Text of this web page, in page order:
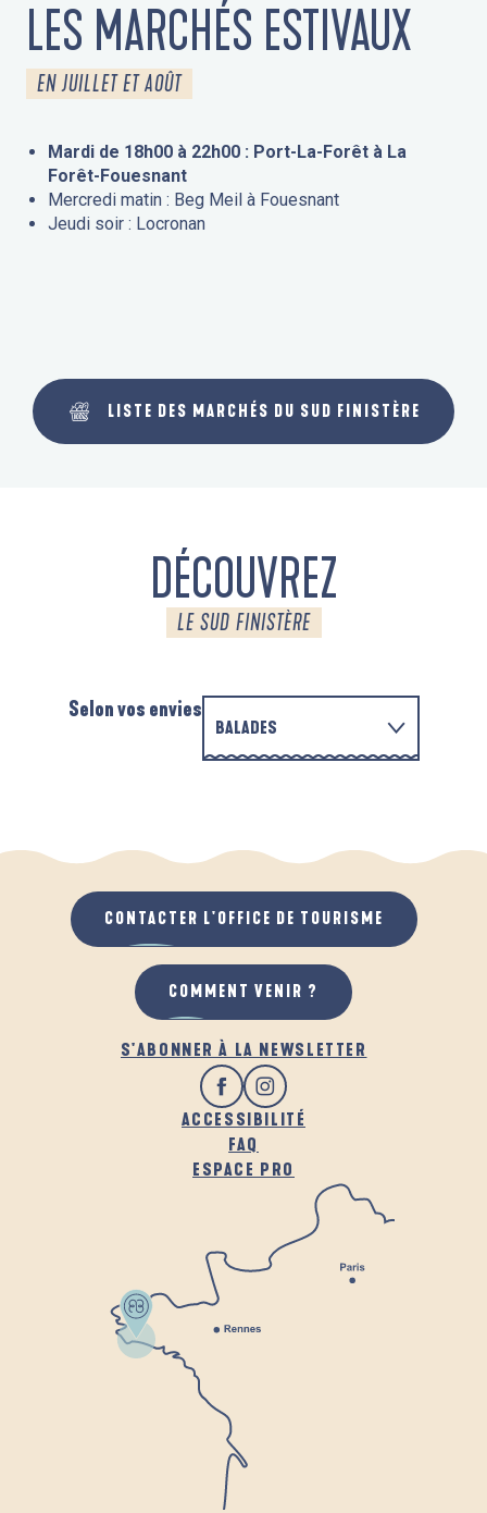
LES MARCHÉS ESTIVAUX
EN JUILLET ET AOÛT
Mardi de 18h00 à 22h00 : Port-La-Forêt à La
Forêt-Fouesnant
Mercredi matin : Beg Meil à Fouesnant
Jeudi soir : Locronan
LISTE DES MARCHÉS DU SUD FINISTÈRE
DÉCOUVREZ
LE SUD FINISTÈRE
Selon vos envies
BALADES
QUAND IL PLEUT
AU GRAND AIR
PARCOURS D'INTERPRÉTATION DE L'ANSE
S'ABONNER À LA NEWSLETTER
ACCESSIBILITÉ
FAQ
ESPACE PRO
CONTACTER L'OFFICE DE TOURISME
COMMENT VENIR ?